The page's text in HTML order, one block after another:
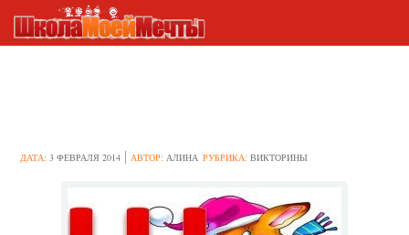
ДАТА:3 ФЕВРАЛЯ 2014 АВТОР:АЛИНА РУБРИКА:ВИКТОРИНЫ